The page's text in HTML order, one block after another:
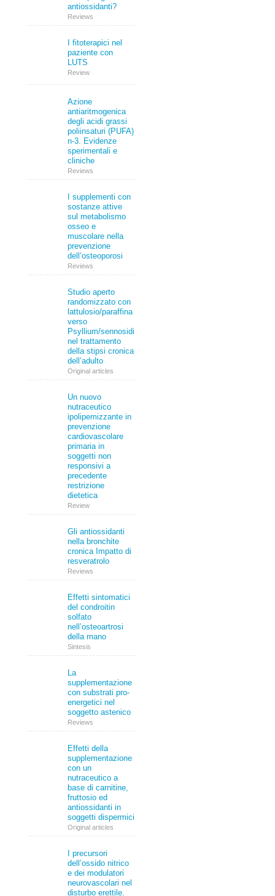
antiossidanti?
Reviews
I fitoterapici nel
paziente con
LUTS
Review
Azione
antiaritmogenica
degli acidi grassi
poliinsaturi (PUFA)
n-3. Evidenze
sperimentali e
cliniche
Reviews
I supplementi con
sostanze attive
sul metabolismo
osseo e
muscolare nella
prevenzione
dell’osteoporosi
Reviews
Studio aperto
randomizzato con
lattulosio/paraffina
verso
Psyllium/sennosidi
nel trattamento
della stipsi cronica
dell’adulto
Original articles
Un nuovo
nutraceutico
ipolipemizzante in
prevenzione
cardiovascolare
primaria in
soggetti non
responsivi a
precedente
restrizione
dietetica
Review
Gli antiossidanti
nella bronchite
cronica Impatto di
resveratrolo
Reviews
Effetti sintomatici
del condroitin
solfato
nell’osteoartrosi
della mano
Sintesis
La
supplementazione
con substrati pro-
energetici nel
soggetto astenico
Reviews
Effetti della
supplementazione
con un
nutraceutico a
base di carnitine,
fruttosio ed
antiossidanti in
soggetti dispermici
Original articles
I precursori
dell’ossido nitrico
e dei modulatori
neurovascolari nel
disturbo erettile.